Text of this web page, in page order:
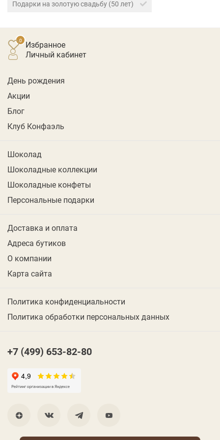
Подарки на золотую свадьбу (50 лет)
Избранное
личный кабинет
День рождения
Акции
Блог
Клуб Конфаэль
Шоколад
Шоколадные коллекции
Шоколадные конфеты
Персональные подарки
Доставка и оплата
Адреса бутиков
О компании
Карта сайта
Политика конфиденциальности
Политика обработки персональных данных
+7 (499) 653-82-80